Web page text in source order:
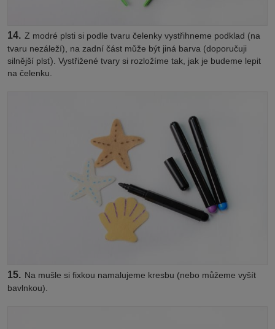
14. Z modré plsti si podle tvaru čelenky vystřihneme podklad (na
tvaru nezáleží), na zadní část může být jiná barva (doporučuji
silnější plsť). Vystřižené tvary si rozložíme tak, jak je budeme lepit
na čelenku.
15. Na mušle si fixkou namalujeme kresbu (nebo můžeme vyšít
bavlnkou).